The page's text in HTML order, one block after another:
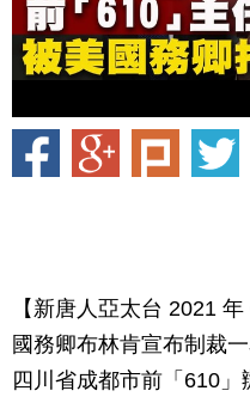
【新唐人亞太台 2021
國務卿布林肯宣布制裁
四川省成都市前「610